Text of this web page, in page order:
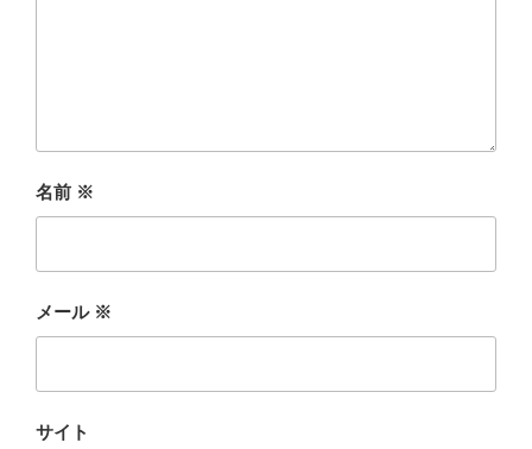
名前 ※
メール ※
サイト